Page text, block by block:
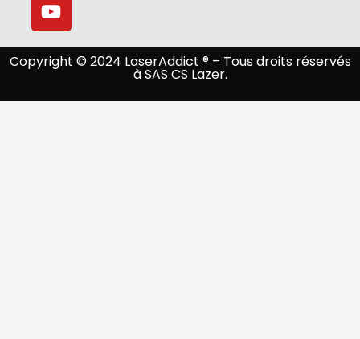
Copyright © 2024 LaserAddict ® – Tous droits réservés
à SAS CS Lazer.